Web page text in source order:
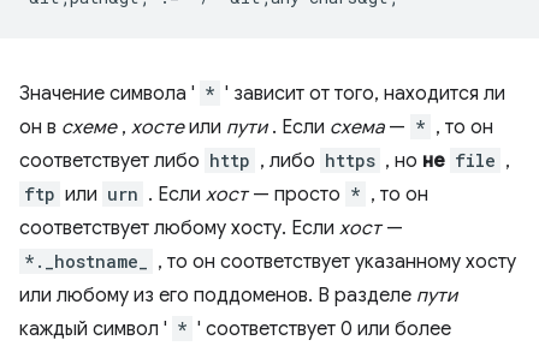
Значение символа ' * ' зависит от того, находится ли
он в схеме, хостеили пути. Если схема— * , то он
соответствует либо http , либо https , но не file ,
ftp или urn . Если хост— просто * , то он
соответствует любому хосту. Если хост—
*._hostname_
, то он соответствует указанному хосту
или любому из его поддоменов. В разделе пути
каждый символ ' * ' соответствует 0 или более